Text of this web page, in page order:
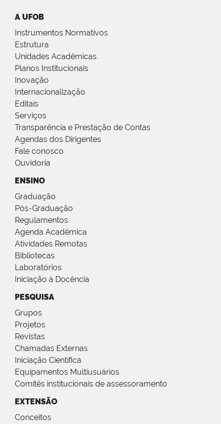
A UFOB
Instrumentos Normativos
Estrutura
Unidades Acadêmicas
Planos Institucionais
Inovação
Internacionalização
Editais
Serviços
Transparência e Prestação de Contas
Agendas dos Dirigentes
Fale conosco
Ouvidoria
ENSINO
Graduação
Pós-Graduação
Regulamentos
Agenda Acadêmica
Atividades Remotas
Bibliotecas
Laboratórios
Iniciação à Docência
PESQUISA
Grupos
Projetos
Revistas
Chamadas Externas
Iniciação Científica
Equipamentos Multiusuários
Comitês institucionais de assessoramento
EXTENSÃO
Conceitos